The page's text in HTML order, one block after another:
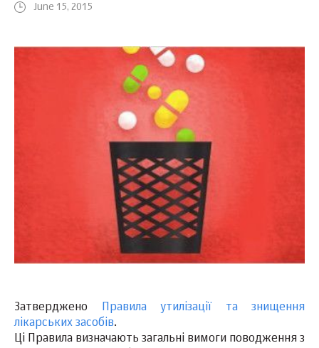
June 15, 2015
Затверджено
Правила утилізації та знищення
лікарських засобів.
Ці Правила визначають загальні вимоги поводження з